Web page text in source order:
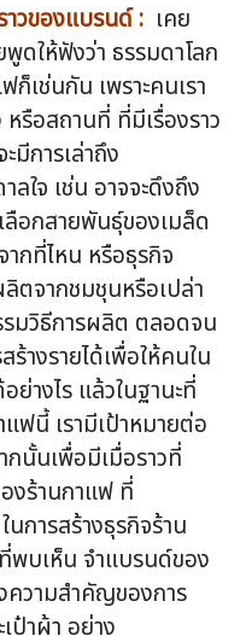
าวของแบรนด์ : เคย
ดให้ฟังว่า ธรรมดาโลก
ก็เช่นกัน เพราะคนเรา
รือสถานที่ ที่มีเรื่องราว
มีการเล่าถึง
ใจ เช่น อาจจะดึงถึง
ลือกสายพันธุ์ของเมล็ด
ากที่ไหน หรือธุรกิจ
ตจากชมชุนหรือเปล่า
รมวิธีการผลิต ตลอดจน
ร้างรายได้เพื่อให้คนใน
างไร แล้วในฐานะที่
ฟนี้ เรามีเป้าหมายต่อ
นั้นเพื่อมีเมื่อราวที่
องร้านกาแฟ ที่
การสร้างธุรกิจร้าน
พบเห็น จำแบรนด์ของ
ความสำคัญของการ
ป๋าผ้า อย่าง